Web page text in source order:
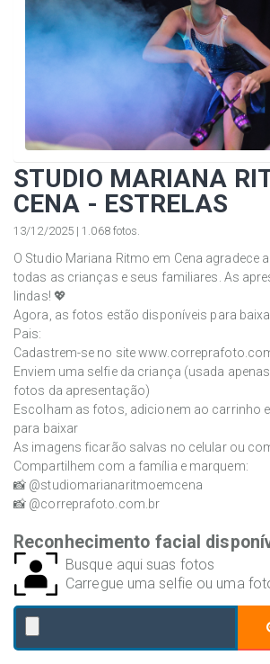
STUDIO MARIANA
CENA - ESTRELAS
13/12/2025 | 1.068 fotos.
O Studio Mariana Ritmo em Cena agradece
todas as crianças e seus familiares. As
lindas! 💖
Agora, as fotos estão disponíveis para
Pais:
Cadastrem-se no site
Enviem uma selfie da criança (usada
fotos da apresentação)
Escolham as fotos, adicionem ao carrinho
para baixar
As imagens ficarão salvas no celular ou
Compartilhem com a família e marquem:
📸 @studiomarianaritmoemcena
📸 @correprafoto.com.br
Reconhecimento facial
Busque aqui suas fotos
Carregue uma selfie ou uma